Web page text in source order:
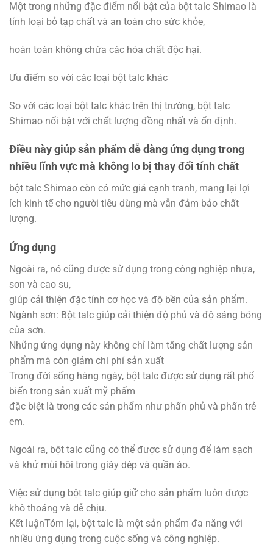
Một trong những đặc điểm nổi bật của bột talc Shimao là
tính loại bỏ tạp chất và an toàn cho sức khỏe,
hoàn toàn không chứa các hóa chất độc hại.
Ưu điểm so với các loại bột talc khác
So với các loại bột talc khác trên thị trường, bột talc
Shimao nổi bật với chất lượng đồng nhất và ổn định.
Điều này giúp sản phẩm dễ dàng ứng dụng trong
nhiều lĩnh vực mà không lo bị thay đổi tính chất
bột talc Shimao còn có mức giá cạnh tranh, mang lại lợi
ích kinh tế cho người tiêu dùng mà vẫn đảm bảo chất
lượng.
Ứng dụng
Ngoài ra, nó cũng được sử dụng trong công nghiệp nhựa,
sơn và cao su,
giúp cải thiện đặc tính cơ học và độ bền của sản phẩm.
Ngành sơn: Bột talc giúp cải thiện độ phủ và độ sáng bóng
của sơn.
Những ứng dụng này không chỉ làm tăng chất lượng sản
phẩm mà còn giảm chi phí sản xuất
Trong đời sống hàng ngày, bột talc được sử dụng rất phổ
biến trong sản xuất mỹ phẩm
đặc biệt là trong các sản phẩm như phấn phủ và phấn trẻ
em.
Ngoài ra, bột talc cũng có thể được sử dụng để làm sạch
và khử mùi hôi trong giày dép và quần áo.
Việc sử dụng bột talc giúp giữ cho sản phẩm luôn được
khô thoáng và dễ chịu.
Kết luậnTóm lại, bột talc là một sản phẩm đa năng với
nhiều ứng dụng trong cuộc sống và công nghiệp.